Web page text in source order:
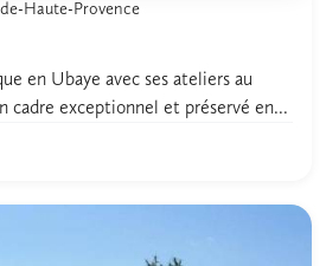
Haute-Provence
en Ubaye avec ses ateliers au
cadre exceptionnel et préservé en...